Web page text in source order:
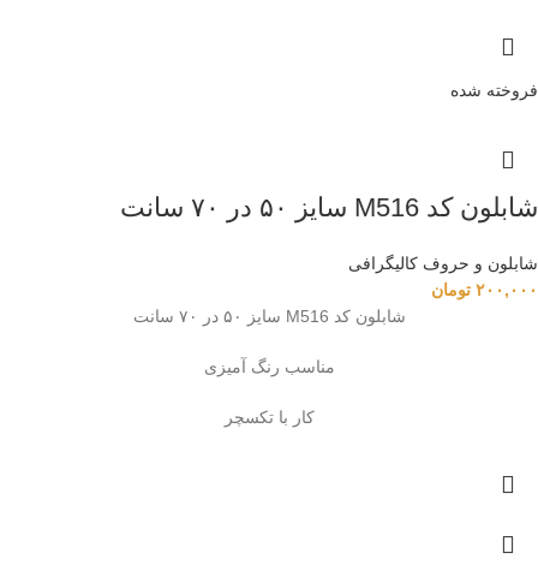
فروخته شده
شابلون کد M516 سایز ۵۰ در ۷۰ سانت
شابلون و حروف کالیگرافی
۲۰۰,۰۰۰ تومان
شابلون کد M516 سایز ۵۰ در ۷۰ سانت
مناسب رنگ آمیزی
کار با تکسچر